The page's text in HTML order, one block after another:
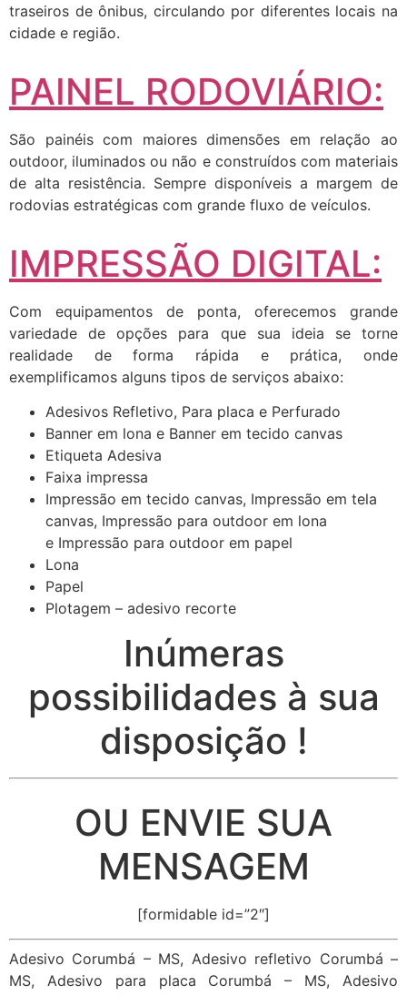
traseiros de ônibus, circulando por diferentes locais na
cidade e região.
PAINEL RODOVIÁRIO:
São painéis com maiores dimensões em relação ao
outdoor, iluminados ou não e construídos com materiais
de alta resistência. Sempre disponíveis a margem de
rodovias estratégicas com grande fluxo de veículos.
IMPRESSÃO DIGITAL:
Com equipamentos de ponta, oferecemos grande
variedade de opções para que sua ideia se torne
realidade de forma rápida e prática, onde
exemplificamos alguns tipos de serviços abaixo:
Adesivos Refletivo, Para placa e Perfurado
Banner em lona e Banner em tecido canvas
Etiqueta Adesiva
Faixa impressa
Impressão em tecido canvas, Impressão em tela
canvas, Impressão para outdoor em lona
e Impressão para outdoor em papel
Lona
Papel
Plotagem – adesivo recorte
Inúmeras
possibilidades à sua
disposição !
OU ENVIE SUA
MENSAGEM
[formidable id=”2″]
Adesivo Corumbá – MS, Adesivo refletivo Corumbá –
MS, Adesivo para placa Corumbá – MS, Adesivo